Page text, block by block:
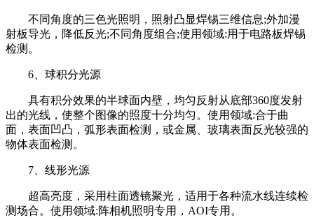
不同角度的三色光照明，照射凸显焊锡三维信息;外加漫
射板导光，降低反光;不同角度组合;使用领域:用于电路板焊锡
检测。
6、球积分光源
具有积分效果的半球面内壁，均匀反射从底部360度发射
出的光线，使整个图像的照度十分均匀。使用领域:合于曲
面，表面凹凸，弧形表面检测，或金属、玻璃表面反光较强的
物体表面检测。
7、线形光源
超高亮度，采用柱面透镜聚光，适用于各种流水线连续检
测场合。使用领域:阵相机照明专用，AOI专用。